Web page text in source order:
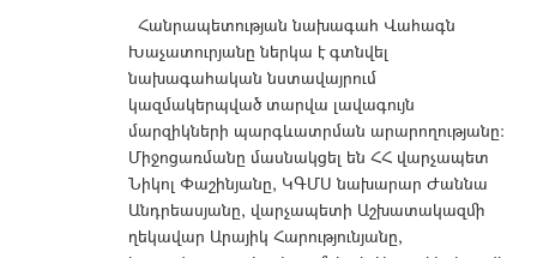
Հանրապետության նախագահ Վահագն
Խաչատուրյանը ներկա է գտնվել
նախագահական նստավայրում
կազմակերպված տարվա լավագույն
մարզիկների պարգևատրման արարողությանը:
Միջոցառմանը մասնակցել են ՀՀ վարչապետ
Նիկոլ Փաշինյանը, ԿԳՄՍ նախարար Ժաննա
Անդրեասյանը, վարչապետի Աշխատակազմի
ղեկավար Արայիկ Հարությունյանը,